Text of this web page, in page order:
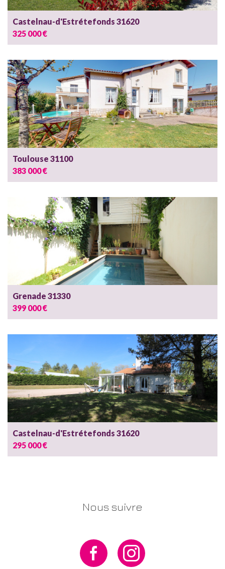
Castelnau-d'Estrétefonds 31620
325 000 €
Toulouse 31100
383 000 €
Grenade 31330
399 000 €
Castelnau-d'Estrétefonds 31620
295 000 €
Nous suivre